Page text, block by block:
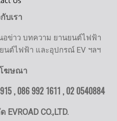
บเรา
นอข่าว บทความ ยานยนต์ไฟฟ้า
นต์ไฟฟ้า และอุปกรณ์ EV ฯลฯ
ฆษณา
, 086 992 1611 ,02 0540884
CO.,LTD.